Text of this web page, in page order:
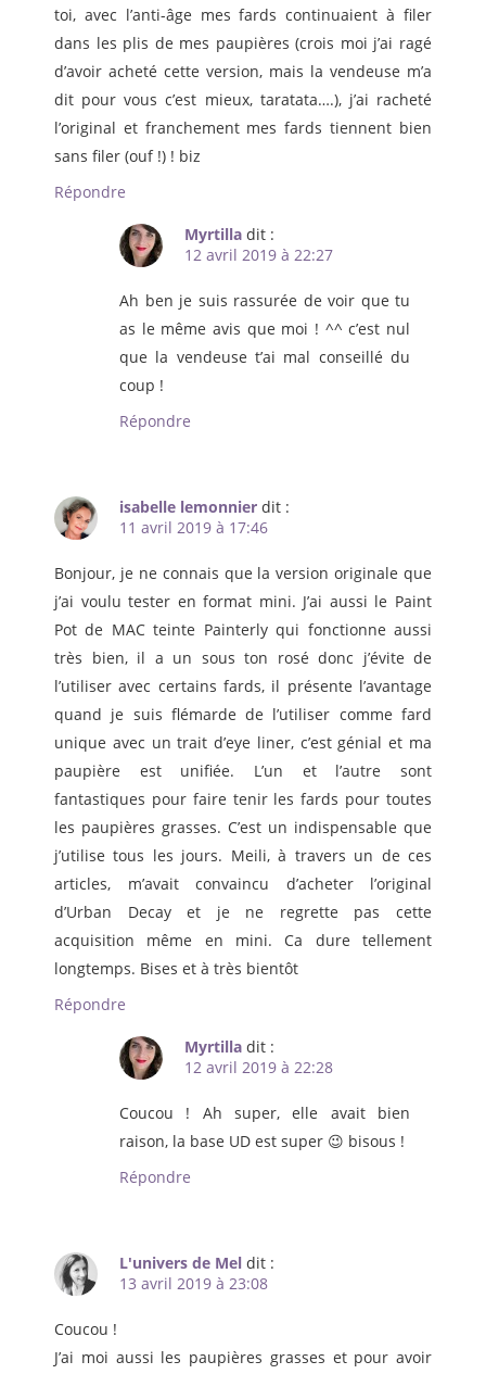
toi, avec l’anti-âge mes fards continuaient à filer
dans les plis de mes paupières (crois moi j’ai ragé
d’avoir acheté cette version, mais la vendeuse m’a
dit pour vous c’est mieux, taratata….), j’ai racheté
l’original et franchement mes fards tiennent bien
sans filer (ouf !) ! biz
Répondre
Myrtilla dit :
12 avril 2019 à 22:27
Ah ben je suis rassurée de voir que tu
as le même avis que moi ! ^^ c’est nul
que la vendeuse t’ai mal conseillé du
coup !
Répondre
isabelle lemonnier dit :
11 avril 2019 à 17:46
Bonjour, je ne connais que la version originale que
j’ai voulu tester en format mini. J’ai aussi le Paint
Pot de MAC teinte Painterly qui fonctionne aussi
très bien, il a un sous ton rosé donc j’évite de
l’utiliser avec certains fards, il présente l’avantage
quand je suis flémarde de l’utiliser comme fard
unique avec un trait d’eye liner, c’est génial et ma
paupière est unifiée. L’un et l’autre sont
fantastiques pour faire tenir les fards pour toutes
les paupières grasses. C’est un indispensable que
j’utilise tous les jours. Meili, à travers un de ces
articles, m’avait convaincu d’acheter l’original
d’Urban Decay et je ne regrette pas cette
acquisition même en mini. Ca dure tellement
longtemps. Bises et à très bientôt
Répondre
Myrtilla dit :
12 avril 2019 à 22:28
Coucou ! Ah super, elle avait bien
raison, la base UD est super 😉 bisous !
Répondre
L'univers de Mel dit :
13 avril 2019 à 23:08
Coucou !
J’ai moi aussi les paupières grasses et pour avoir